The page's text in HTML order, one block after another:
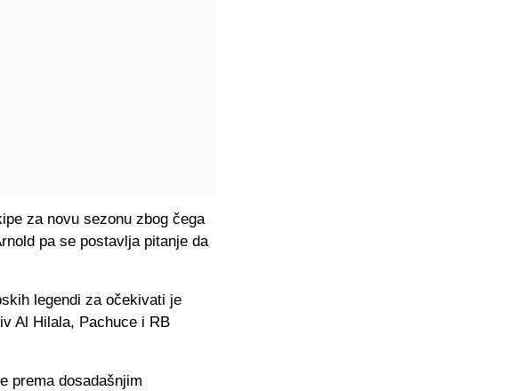
za novu sezonu zbog čega
pa se postavlja pitanje da
legendi za očekivati je
Al Hilala, Pachuce i RB
prema dosadašnjim